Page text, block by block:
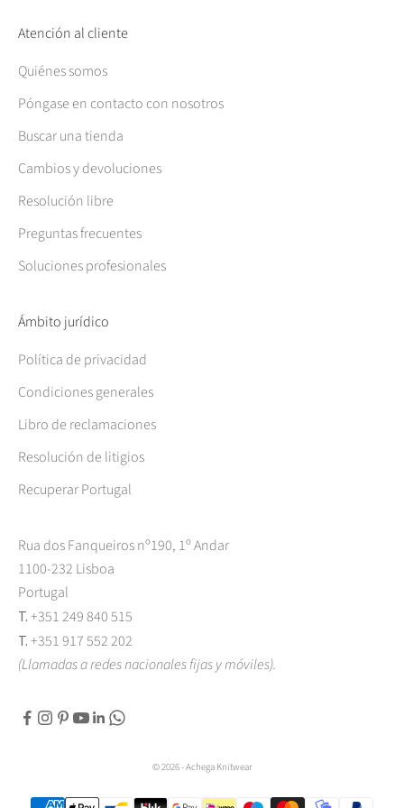
Atención al cliente
Quiénes somos
Póngase en contacto con nosotros
Buscar una tienda
Cambios y devoluciones
Resolución libre
Preguntas frecuentes
Soluciones profesionales
Ámbito jurídico
Política de privacidad
Condiciones generales
Libro de reclamaciones
Resolución de litigios
Recuperar Portugal
Rua dos Fanqueiros nº190, 1º Andar
1100-232 Lisboa
Portugal
T. +351 249 840 515
T. +351 917 552 202
(Llamadas a redes nacionales fijas y móviles).
© 2026 - Achega Knitwear